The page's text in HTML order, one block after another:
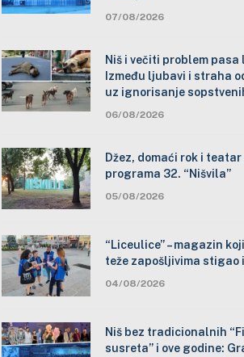
07/08/2026
Niš i večiti problem
Između ljubavi i straha
uz ignorisanje
06/08/2026
Džez, domaći rok i teatar
programa 32. “Nišvila”
05/08/2026
“Liceulice” – magazin
teže zapošljivima stigao
04/08/2026
Niš bez tradicionalnih
susreta” i ove godine: